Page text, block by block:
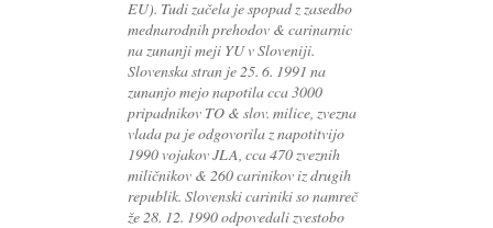
EU). Tudi začela je spopad z zasedbo
mednarodnih prehodov & carinarnic
na zunanji meji YU v Sloveniji.
Slovenska stran je 25. 6. 1991 na
zunanjo mejo napotila cca 3000
pripadnikov TO & slov. milice, zvezna
vlada pa je odgovorila z napotitvijo
1990 vojakov JLA, cca 470 zveznih
miličnikov & 260 carinikov iz drugih
republik. Slovenski cariniki so namreč
že 28. 12. 1990 odpovedali zvestobo